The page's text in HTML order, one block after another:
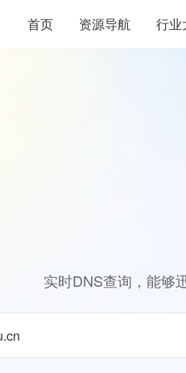
首页 资源导航 行业
实时DNS查询，能够